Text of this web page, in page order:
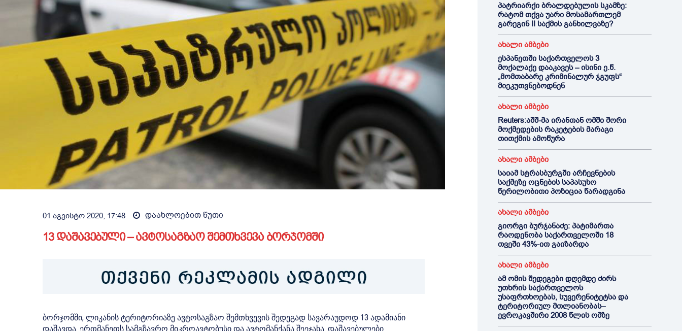
01 აგვისტო 2020, 17:48 დაახლოებით წუთი
13 დაშავებული – ავტოსაგზაო შემთხვევა ბორჯომში
ბორჯომში, ლიკანის ტერიტორიაზე ავტოსაგზაო შემთხვევის შედეგად სავარაუდოდ 13 ადამიანი
დაშავდა.​ ერთმანეთს სამგზავრო მიკროავტობუსი და ავტომანქანა შეეჯახა. დაშავებულები
პატრიარქი ბრალდებულის სკამზე:
რატომ თქვა უარი მოსამართლემ
გარეგინ II საქმის განხილვაზე?
ახალი ამბები
ესპანეთში საქართველოს 3
მოქალაქე დააკავეს – ისინი ე.წ.
„მომთაბარე კრიმინალურ ჯგუფს“
მიეკუთვნებოდნენ
ახალი ამბები
Reuters:აშშ-მა ირანთან ომში შორი
მოქმედების რაკეტების მარაგი
თითქმის ამოწურა
ახალი ამბები
საიამ სტრასბურგში არჩევნების
საქმეზე ოცნების საპასუხო
წერილობითი პოზიცია წარადგინა
ახალი ამბები
გიორგი ბურჯანაძე: პატიმართა
რაოდენობა საქართველოში 18
თვეში 43%-ით გაიზარდა
ახალი ამბები
ამ ომის შედეგები დღემდე ძირს
უთხრის საქართველოს
უსაფრთხოებას, სუვერენიტეტსა და
ტერიტორიულ მთლიანობას–
ევროკავშირი 2008 წლის ომზე